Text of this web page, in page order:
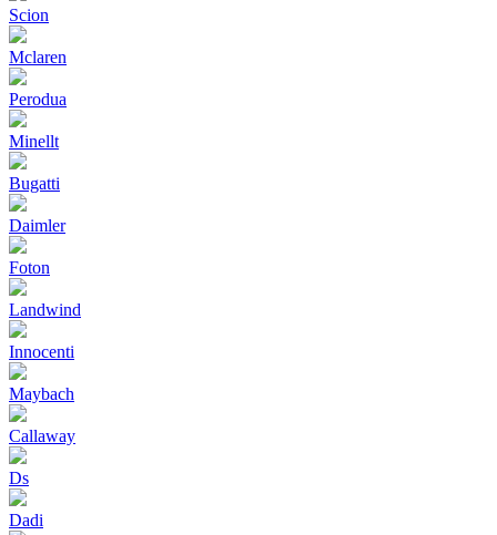
Scion
Mclaren
Perodua
Minellt
Bugatti
Daimler
Foton
Landwind
Innocenti
Maybach
Callaway
Ds
Dadi